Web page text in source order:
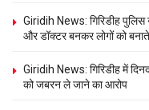
Giridih News: गिरिडीह पुलिस
और डॉक्टर बनकर लोगों को
Giridih News: गिरिडीह में
को जबरन ले जाने का आरोप